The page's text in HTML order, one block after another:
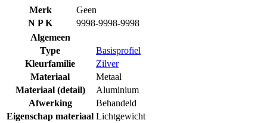
Merk
Geen
N P K
9998-9998-9998
Algemeen
Type
Basisprofiel
Kleurfamilie
Zilver
Materiaal
Metaal
Materiaal (detail)
Aluminium
Afwerking
Behandeld
Eigenschap materiaal Lichtgewicht